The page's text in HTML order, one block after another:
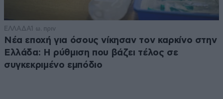
ΕΛΛΑΔΑ1 ω. πριν
Νέα εποχή για όσους νίκησαν τον καρκίνο στην
Ελλάδα: Η ρύθμιση που βάζει τέλος σε
συγκεκριμένο εμπόδιο